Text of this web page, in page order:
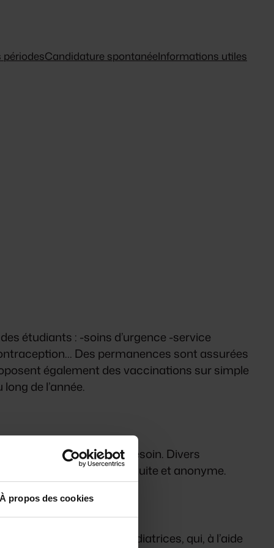
À propos des cookies
périodesCandidature spontanéeInformations utiles
étudiants : -soins d’urgence -service
Des permanences sont assurées
également des vaccinations sur simple
de l’année.
si vous en éprouvez le besoin. Divers
de façon gratuite et anonyme.
sont de véritables médiatrices, qui, à l’aide